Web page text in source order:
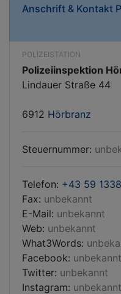
Anschrift & Kontakt
POLIZEISTATION
Polizeiinspektion
Lindauer Straße 44
6912 Hörbranz
Steuernummer:
Telefon: +43 59
Fax: unbekannt
E-Mail: unbekannt
Web: unbekannt
What3Words:
Facebook: unbekannt
Twitter: unbekannt
Instagram: unbekannt